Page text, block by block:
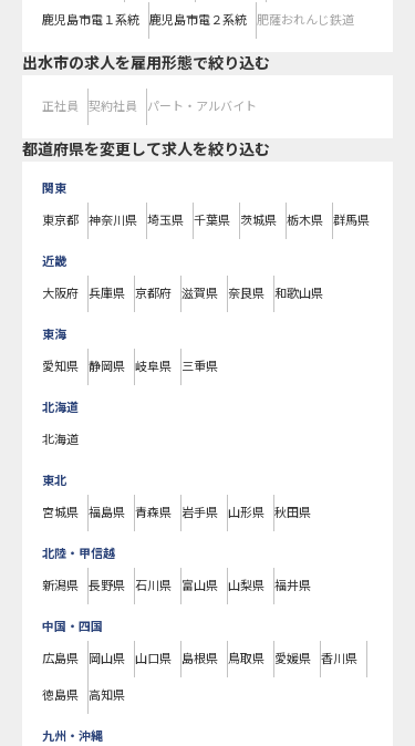
鹿児島市電１系統 鹿児島市電２系統 肥薩おれんじ鉄道
出水市の求人を雇用形態で絞り込む
正社員 契約社員 パート・アルバイト
都道府県を変更して求人を絞り込む
関東
東京都 神奈川県 埼玉県 千葉県 茨城県 栃木県 群馬県
近畿
大阪府 兵庫県 京都府 滋賀県 奈良県 和歌山県
東海
愛知県 静岡県 岐阜県 三重県
北海道
北海道
東北
宮城県 福島県 青森県 岩手県 山形県 秋田県
北陸・甲信越
新潟県 長野県 石川県 富山県 山梨県 福井県
中国・四国
広島県 岡山県 山口県 島根県 鳥取県 愛媛県 香川県
徳島県 高知県
九州・沖縄